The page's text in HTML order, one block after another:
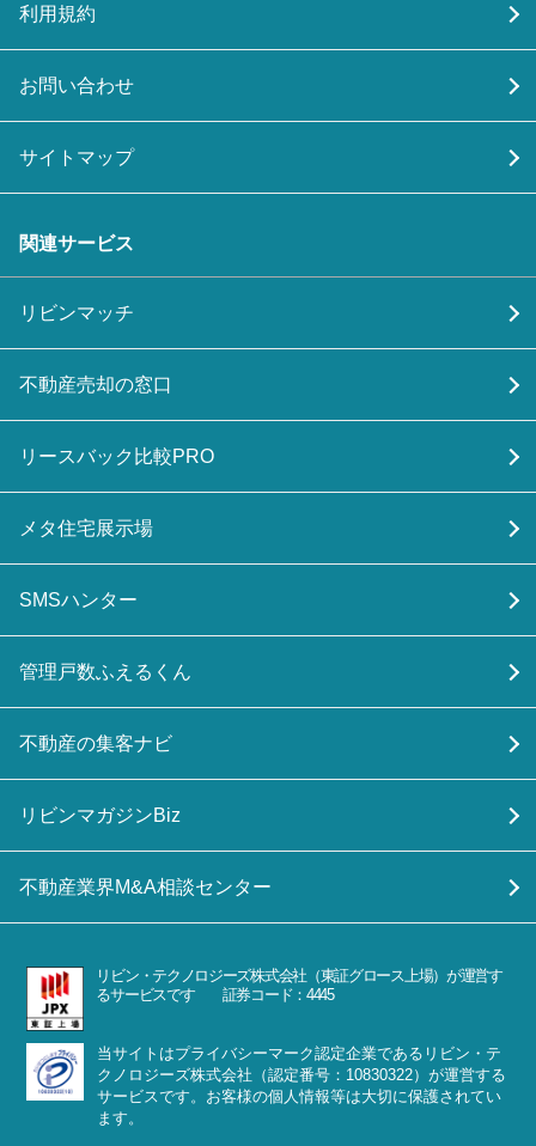
利用規約
お問い合わせ
サイトマップ
関連サービス
リビンマッチ
不動産売却の窓口
リースバック比較PRO
メタ住宅展示場
SMSハンター
管理戸数ふえるくん
不動産の集客ナビ
リビンマガジンBiz
不動産業界M&A相談センター
リビン・テクノロジーズ株式会社（東証グロース上場）が運営す
るサービスです 証券コード：4445
当サイトはプライバシーマーク認定企業であるリビン・テ
クノロジーズ株式会社（認定番号：10830322）が運営する
サービスです。お客様の個人情報等は大切に保護されてい
ます。